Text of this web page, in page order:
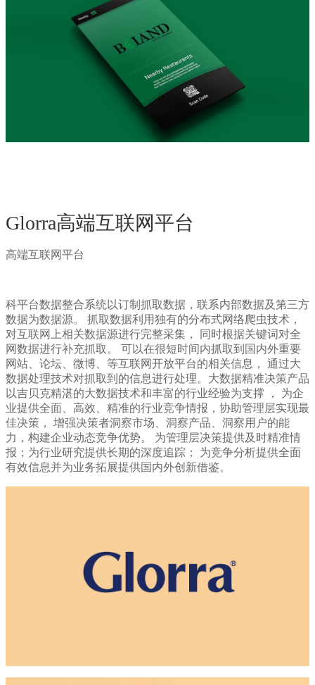
Glorra高端互联网平台
高端互联网平台
科平台数据整合系统以订制抓取数据，联系内部数据及第三方
数据为数据源。 抓取数据利用独有的分布式网络爬虫技术，
对互联网上相关数据源进行完整采集， 同时根据关键词对全
网数据进行补充抓取。 可以在很短时间内抓取到国内外重要
网站、论坛、微博、等互联网开放平台的相关信息， 通过大
数据处理技术对抓取到的信息进行处理。大数据精准决策产品
以吉贝克精湛的大数据技术和丰富的行业经验为支撑 ， 为企
业提供全面、高效、精准的行业竞争情报，协助管理层实现最
佳决策， 增强决策者洞察市场、洞察产品、洞察用户的能
力，构建企业动态竞争优势。 为管理层决策提供及时精准情
报；为行业研究提供长期的深度追踪； 为竞争分析提供全面
有效信息并为业务拓展提供国内外创新借鉴。